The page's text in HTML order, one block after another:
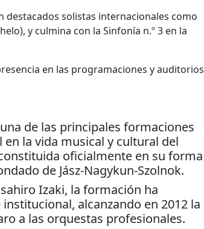
destacados solistas internacionales como
y culmina con la Sinfonía n.º 3 en la
en las programaciones y auditorios
de las principales formaciones
la vida musical y cultural del
oficialmente en su forma
de Jász-Nagykun-Szolnok.
Izaki, la formación ha
alcanzando en 2012 la
a las orquestas profesionales.